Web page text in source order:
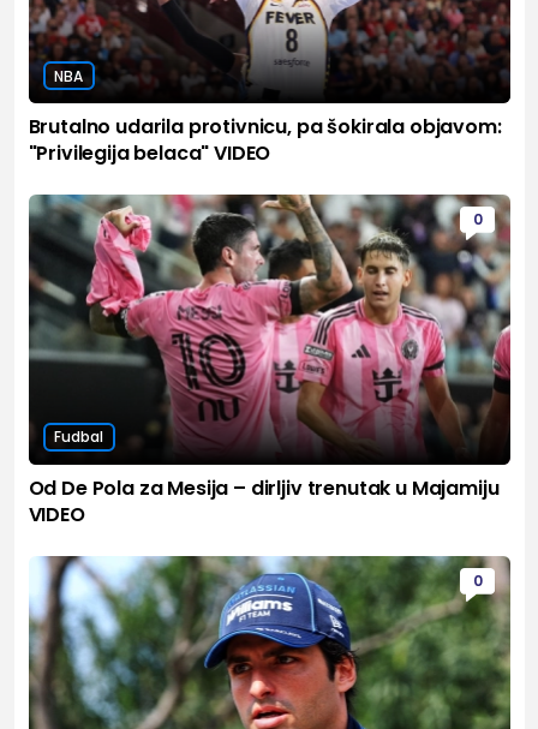
NBA
Brutalno udarila protivnicu, pa šokirala objavom:
"Privilegija belaca" VIDEO
0
Fudbal
Od De Pola za Mesija – dirljiv trenutak u Majamiju
VIDEO
0